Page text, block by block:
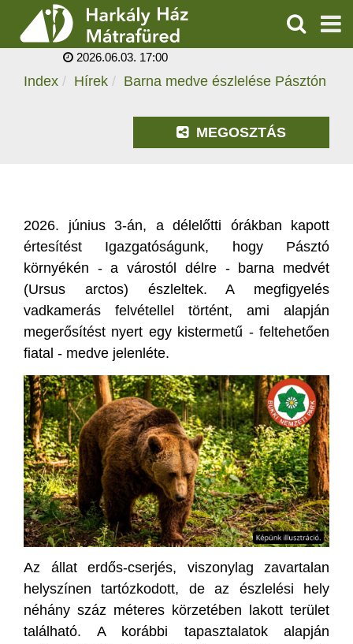
ÁRAK, NYITVATARTÁS
KERESÉS
BARNA MEDVE
ÉSZLELÉSE PÁSZTÓN
2026.06.03. 17:00
Index Hírek Barna medve észlelése Pásztón
MEGOSZTÁS
2026. június 3-án, a délelőtti órákban kapott
értesítést Igazgatóságunk, hogy Pásztó
környékén - a várostól délre - barna medvét
(Ursus arctos) észleltek. A megfigyelés
vadkamerás felvétellel történt, ami alapján
megerősítést nyert egy kistermetű - feltehetően
fiatal - medve jelenléte.
Az állat erdős-cserjés, viszonylag zavartalan
helyszínen tartózkodott, de az észlelési hely
néhány száz méteres körzetében lakott terület
található. A korábbi tapasztalatok alapján